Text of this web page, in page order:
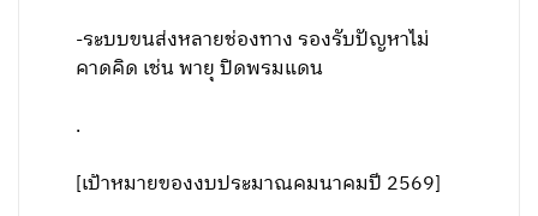
-ระบบขนส่งหลายช่องทาง รองรับปัญหาไม่
คาดคิด เช่น พายุ ปิดพรมแดน
.
[เป้าหมายของงบประมาณคมนาคมปี 2569]